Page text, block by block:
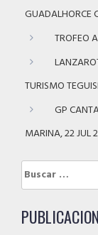
GUADALHORCE
TROFEO
TURISMO
GP
MARINA, 22 JUL
Buscar: